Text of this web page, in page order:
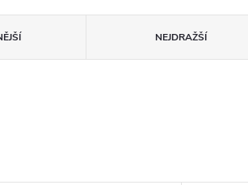
NEJDRAŽŠÍ